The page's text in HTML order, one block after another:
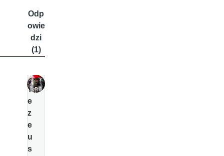
Odp
owie
dzi
(1)
T
e
z
e
u
s